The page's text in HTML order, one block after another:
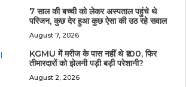
7 साल की बच्ची को लेकर अस्पताल पहुंचे थे
परिजन, कुछ देर हुआ कुछ ऐसा की उठ रहे सवाल
August 7, 2026
KGMU में मरीज के पास नहीं थे ₹100, फिर
तीमारदारों को झेलनी पड़ी बड़ी परेशानी?
August 2, 2026